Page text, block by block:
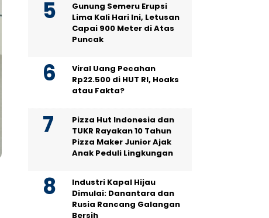
Gunung Semeru Erupsi
Lima Kali Hari Ini, Letusan
Capai 900 Meter di Atas
Puncak
Viral Uang Pecahan
Rp22.500 di HUT RI, Hoaks
atau Fakta?
Pizza Hut Indonesia dan
TUKR Rayakan 10 Tahun
Pizza Maker Junior Ajak
Anak Peduli Lingkungan
Industri Kapal Hijau
Dimulai: Danantara dan
Rusia Rancang Galangan
Bersih